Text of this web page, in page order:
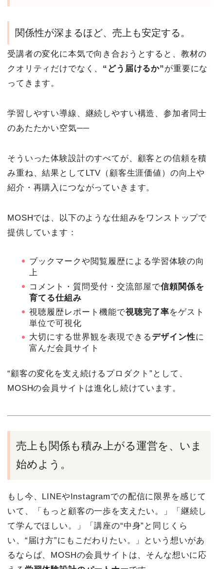
関係性が深まるほど、売上も安定する。
受講者の変化に本気で向き合おうとすると、教材の
クオリティだけでなく、 “どう届けるか”が重要にな
ってきます。
学習しやすい導線、継続しやすい構造、参加者同士
のあたたかい空気──
そういった体験設計のすべてが、顧客との信頼を積
み重ね、結果としてLTV（顧客生涯価値）の向上や
紹介・再購入につながっていきます。
MOSHでは、以下のような仕組みをワンストップで
提供しています：
ブックマークや閲覧履歴による学習体験の向
上
コメント・質問受付・交流部屋で信頼関係を
育てる仕組み
視聴履歴レポート機能で視聴完了率をゲスト
単位で可視化
大切にする世界観を表現できる デザイン性に
富んだ会員サイト
“顧客の変化を支え続けるプロダクト”として、
MOSHの会員サイトは進化し続けています。
売上も関係も積み上がる運営を、いま
始めよう。
もし今、LINEやInstagramでの配信に限界を感じて
いて、「もっと顧客の一歩を支えたい。」「継続し
て学んでほしい。」「講座の“中身”と同じくら
い、“届け方”にもこだわりたい。」という想いがあ
るならば、MOSHの会員サイトは、そんな想いに応